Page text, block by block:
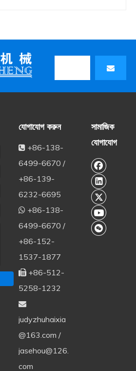
যোগাযোগ করুন
+86-138-
6499-6670 /
+86-139-
6232-6695
 +86-138-
6499-6670 /
+86-152-
1537-1877
+86-512-
5258-1232

judyzhuhaixia
@163.com /
jasehou@126.
com
সামাজিক
যোগাযোগ